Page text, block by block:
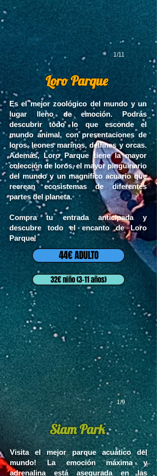
1/11
Loro Parque
Es el mejor zoológico del mundo y un
lugar lleno de emoción. Podrás
descubrir todo lo que esconde el
mundo animal, con presentaciones de
loros, leones marinos, delfines y orcas.
Además, Loro Parque tiene la mayor
colección de loros, el mayor pingüinario
del mundo y un magnifico acuario que
recrean ecosistemas de diferentes
partes del planeta.
Compra tu entrada anticipada y
descubre todo el encanto de Loro
Parque!
44€ ADULTO
32€ niño (3-11 años)
1/9
Siam Park
Visita el mejor parque acuático del
mundo! La emoción máxima y
adrenalina está asegurada en las